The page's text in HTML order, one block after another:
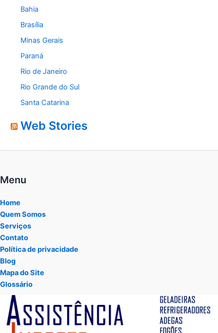
Bahia
Brasília
Minas Gerais
Paraná
Rio de Janeiro
Rio Grande do Sul
Santa Catarina
Web Stories
Menu
Home
Quem Somos
Serviços
Contato
Política de privacidade
Blog
Mapa do Site
Glossário
Tocador
vídeo